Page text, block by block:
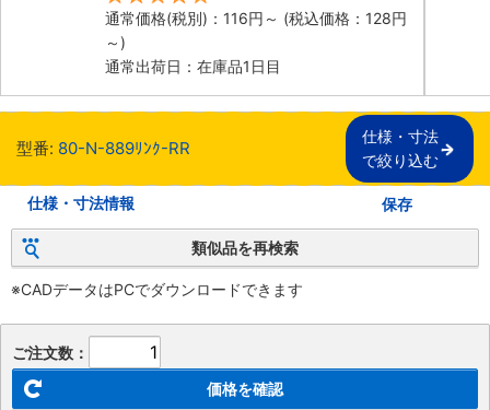
通常価格(税別)： 116円 ～ (税込価格： 128円
～)
通常出荷日：在庫品1日目
型番: 80-N-889ﾘﾝｸ-RR
仕様・寸法
で絞り込む
仕様・寸法情報 保存
類似品を再検索
※CADデータはPCでダウンロードできます
ご注文数：
価格を確認